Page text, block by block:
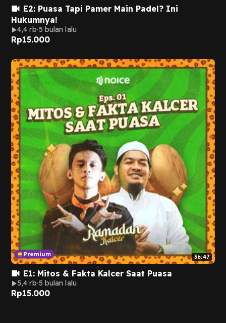
E2: Puasa Tapi Pamer Main Padel? Ini
Hukumnya!
4,4 rb 5 bulan lalu
Rp15.000
36:47
E1: Mitos & Fakta Kalcer Saat Puasa
5,4 rb 5 bulan lalu
Rp15.000